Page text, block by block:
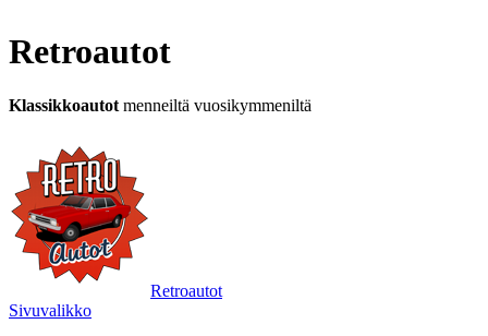
Retroautot
Klassikkoautot menneiltä vuosikymmeniltä
Retroautot
Sivuvalikko